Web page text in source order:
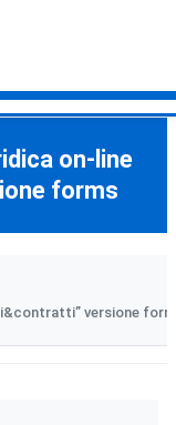
on-line
forms
versione